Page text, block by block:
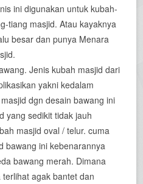
ini digunakan untuk kubah-
tiang masjid. Atau kayaknya
besar dan punya Menara
Jenis kubah masjid dari
yakni kedalam
dgn desain bawang ini
yang sedikit tidak jauh
masjid oval / telur. cuma
bawang ini kebenarannya
bawang merah. Dimana
agak bantet dan